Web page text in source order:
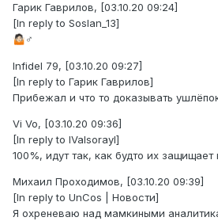
Гарик Гаврилов, [03.10.20 09:24]
[In reply to Soslan_13]
🤷🏻 ‍♂
Infidel 79, [03.10.20 09:27]
[In reply to Гарик Гаврилов]
Прибежал и что то доказывать
Vi Vo, [03.10.20 09:36]
[In reply to IValsorayl]
100%, идут так, как будто их
Михаил Проходимов, [03.10.20 09:39]
[In reply to UnCos | Новости]
Я охреневаю над мамкиными